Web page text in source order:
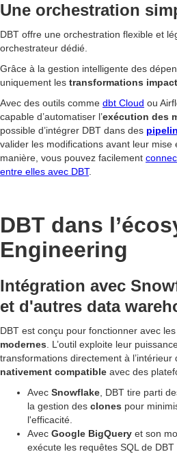
Une orchestration
DBT offre une orchestration flexible et
orchestrateur dédié.
Grâce à la gestion intelligente des
uniquement les transformations
Avec des outils comme dbt Cloud ou
capable d’automatiser l’exécution des
possible d’intégrer DBT dans des
valider les modifications avant leur mise
manière, vous pouvez facilement
entre elles avec DBT.
DBT dans
Engineering
Intégration avec
et d'autres data
DBT est conçu pour fonctionner avec les
modernes . L’outil exploite leur
transformations directement à
nativement compatible avec des
Avec Snowflake , DBT tire parti
la gestion des clones pour
l'efficacité.
Avec Google BigQuery et son
exécute les requêtes SQL de